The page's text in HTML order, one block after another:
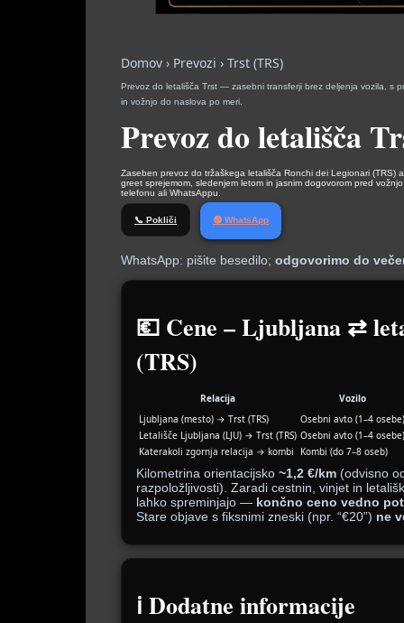
Domov › Prevozi › Trst (TRS)
Prevoz do letališča Trst — zasebni transferji brez deljenja vozila, s
in vožnjo do naslova po meri.
Prevoz do letališča
Zaseben prevoz do tržaškega letališča Ronchi dei Legionari (TRS)
greet sprejemom, sledenjem letom in jasnim dogovorom pred
telefonu ali WhatsAppu.
📞 Pokliči 🟢 WhatsApp
WhatsApp: pišite besedilo; odgovorimo do
💶 Cene – Ljubljana ⇄
(TRS)
Relacija
Vozilo
Ljubljana (mesto) → Trst (TRS)
Osebni avto (1–4 osebe)
Letališče Ljubljana (LJU) → Trst (TRS) Osebni avto (1–4 osebe)
Katerakoli zgornja relacija → kombi
Kombi (do 7–8 oseb)
Kilometrina orientacijsko ~1,2 €/km (odvisno
razpoložljivosti). Zaradi cestnin, vinjet in
lahko spreminjajo — končno ceno vedno
Stare objave s fiksnimi zneski (npr. “€20”) ne
ℹ️ Dodatne informacije